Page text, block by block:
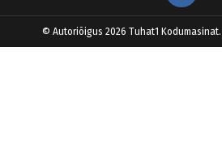
© Autoriõigus 2026 Tuhat1